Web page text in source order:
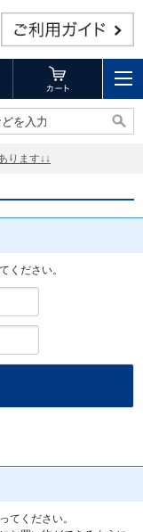
を入力
を入力
ります↓↓
ください。
てください。